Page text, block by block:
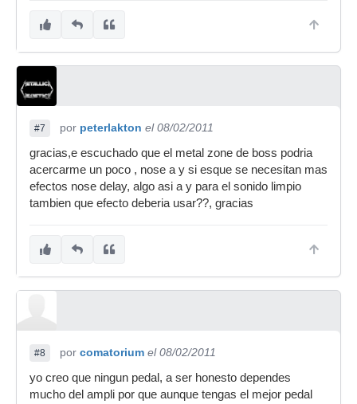
#7 por peterlakton el 08/02/2011
gracias,e escuchado que el metal zone de boss podria
acercarme un poco , nose a y si esque se necesitan mas
efectos nose delay, algo asi a y para el sonido limpio
tambien que efecto deberia usar??, gracias
#8 por comatorium el 08/02/2011
yo creo que ningun pedal, a ser honesto dependes
mucho del ampli por que aunque tengas el mejor pedal